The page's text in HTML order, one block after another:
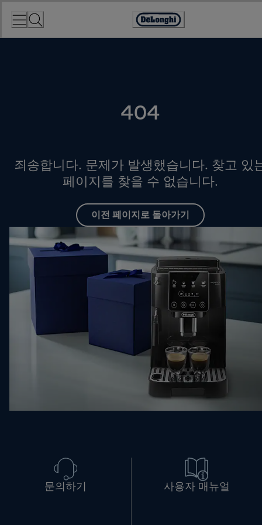
Accessibility
Statement
404
죄송합니다. 문제가 발생했습니다. 찾고 있
페이지를 찾을 수 없습니다.
이전 페이지로 돌아가기
문의하기 사용자 매뉴얼